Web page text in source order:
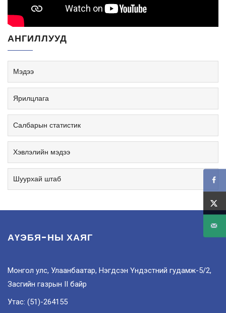
АНГИЛЛУУД
Мэдээ
Ярилцлага
Салбарын статистик
Хэвлэлийн мэдээ
Шуурхай штаб
АҮЭБЯ-НЫ ХАЯГ
Монгол улс, Улаанбаатар, Нэгдсэн Үндэстний гудамж-5/2,
Засгийн газрын II байр
Утас: (51)-264155